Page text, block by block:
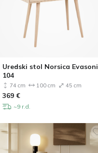
Uredski stol Norsica Evasoni
104
74 cm 100 cm 45 cm
369 €
~9 r.d.